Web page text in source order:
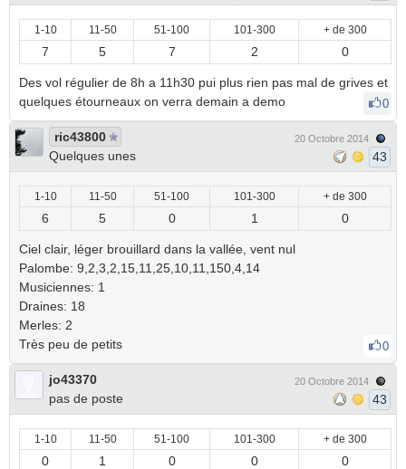
1-10 11-50 51-100 101-300 + de 300
7 5 7 2 0
Des vol régulier de 8h a 11h30 pui plus rien pas mal de grives et
quelques étourneaux on verra demain a demo
0
ric43800
Quelques unes
20 Octobre 2014
43
1-10 11-50 51-100 101-300 + de 300
6 5 0 1 0
Ciel clair, léger brouillard dans la vallée, vent nul
Palombe: 9,2,3,2,15,11,25,10,11,150,4,14
Musiciennes: 1
Draines: 18
Merles: 2
Très peu de petits
0
jo43370
pas de poste
20 Octobre 2014
43
1-10 11-50 51-100 101-300 + de 300
0 1 0 0 0